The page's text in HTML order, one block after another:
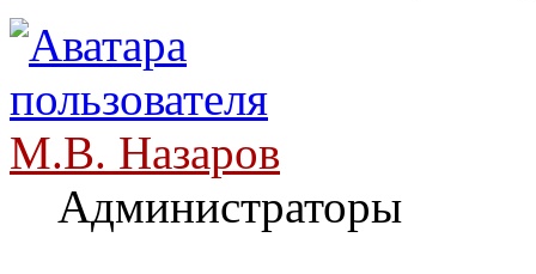
М.В. Назаров
Администраторы